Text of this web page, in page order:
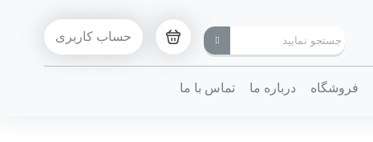
حساب کاربری
فروشگاه درباره ما تماس با ما